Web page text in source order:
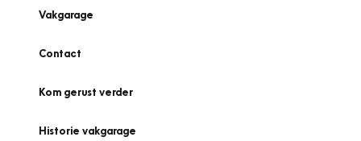
Vakgarage
Contact
Kom gerust verder
Historie vakgarage